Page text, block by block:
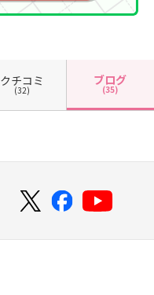
クチコミ
(32)
ブログ
(35)